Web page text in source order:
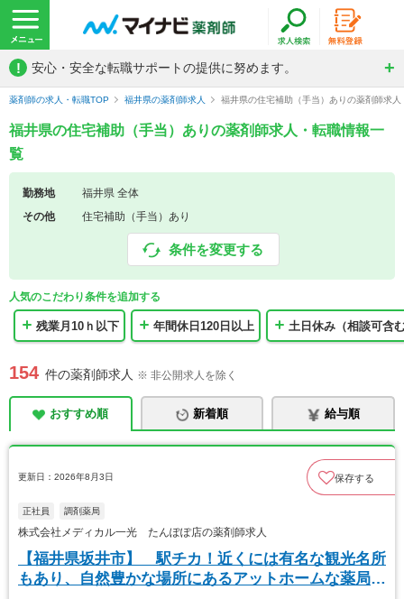
! 安心・安全な転職サポートの提供に努めます。
薬剤師の求人・転職TOP 福井県の薬剤師求人 福井県の住宅補助（手当）ありの薬剤師求
福井県の住宅補助（手当）ありの薬剤師求人・転職情報一
覧
勤務地
福井県 全体
その他
住宅補助（手当）あり
条件を変更する
人気のこだわり条件を追加する
残業月10ｈ以下 年間休日120日以上 土日休み（相談可含
154 件の薬剤師求人 ※ 非公開求人を除く
おすすめ順 新着順 給与順
更新日：2026年8月3日 保存する
正社員 調剤薬局
株式会社メディカル一光 たんぽぽ店の薬剤師求人
【福井県坂井市】 駅チカ！近くには有名な観光名所
もあり、自然豊かな場所にあるアットホームな薬局で